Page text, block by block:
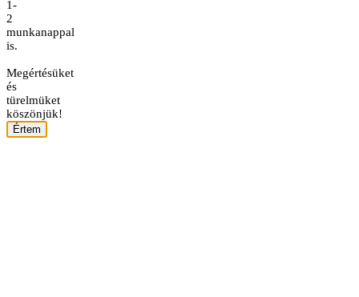
1-
2
munkanappal
is.
Megértésüket
és
türelmüket
köszönjük!
Értem